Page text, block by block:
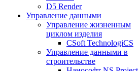
D5 Render
Управление данными
Управление жизненным
циклом изделия
CSoft TechnologiCS
Управление данными в
строительстве